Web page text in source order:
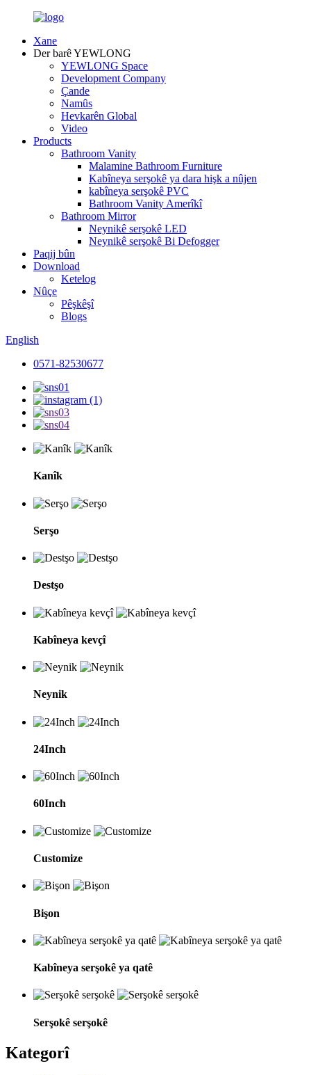
Xane
Der barê YEWLONG
YEWLONG Space
Development Company
Çande
Namûs
Hevkarên Global
Video
Products
Bathroom Vanity
Malamine Bathroom Furniture
Kabîneya serşokê ya dara hişk a nûjen
kabîneya serşokê PVC
Bathroom Vanity Amerîkî
Bathroom Mirror
Neynikê serşokê LED
Neynikê serşokê Bi Defogger
Paqij bûn
Download
Ketelog
Nûçe
Pêşkêşî
Blogs
English
0571-82530677
Kanîk
Serşo
Destşo
Kabîneya kevçî
Neynik
24Inch
60Inch
Customize
Bişon
Kabîneya serşokê ya qatê
Serşokê serşokê
Kategorî